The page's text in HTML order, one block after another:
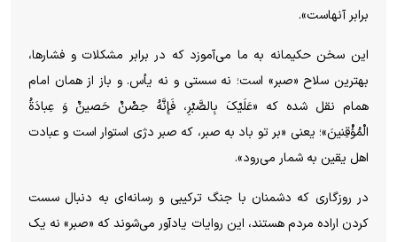
برابر آنهاست».
این سخن حکیمانه به ما می‌آموزد که در برابر مشکلات و فشارها،
بهترین سلاح «صبر» است؛ نه سستی و نه یأس. و باز از همان امام
همام نقل شده که «عَلَیْکَ بِالصَّبْرِ، فَإِنَّهُ حِصْنٌ حَصینٌ وَ عِبادَةُ
الْمُؤْقِنینَ»؛ یعنی «بر تو باد به صبر، که صبر دژی استوار است و عبادت
اهل یقین به شمار می‌رود».
در روزگاری که دشمنان با جنگ ترکیبی و رسانه‌ای به دنبال سست
کردن اراده مردم هستند، این روایات یادآور می‌شوند که «صبر» نه یک